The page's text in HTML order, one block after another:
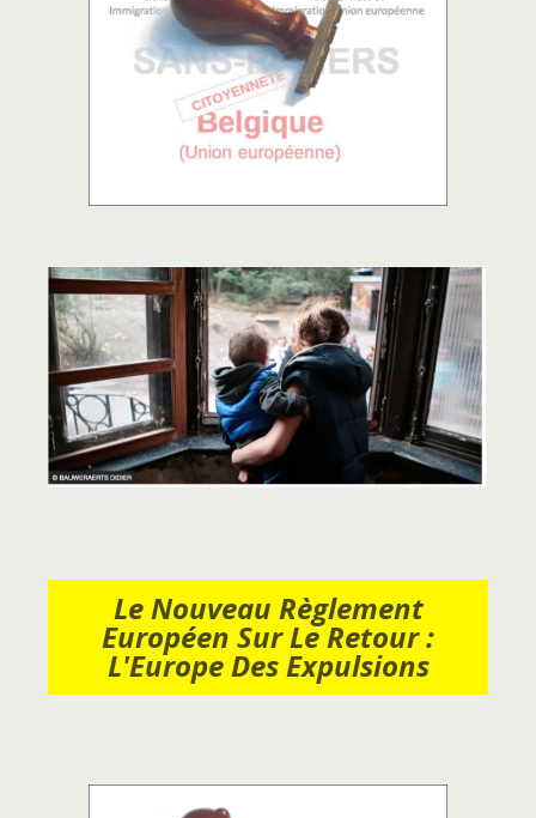
Le Nouveau Règlement
Européen Sur Le Retour :
L'Europe Des Expulsions